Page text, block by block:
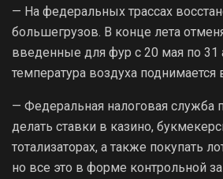
— На федеральных трассах
большегрузов. В конце лета
введенные для фур с 20 мая по 31
температура воздуха
— Федеральная налоговая служба
делать ставки в казино,
тотализаторах, а также покупать
но все это в форме контрольной